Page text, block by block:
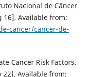
Nacional de Câncer
16]. Available from:
cancer/cancer-de-
Cancer Risk Factors.
22]. Available from: